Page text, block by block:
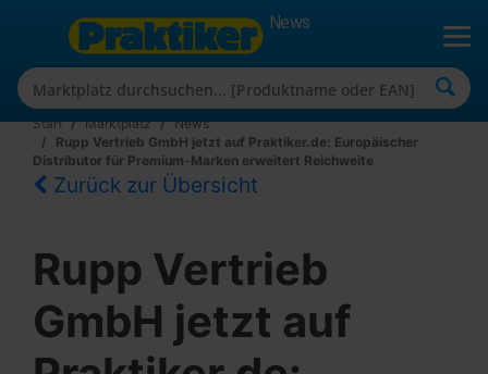
News
Start Marktplatz
News
Rupp Vertrieb GmbH jetzt auf Praktiker.de: Europäischer
Distributor für Premium-Marken erweitert Reichweite
Zurück zur Übersicht
Rupp Vertrieb
GmbH jetzt auf